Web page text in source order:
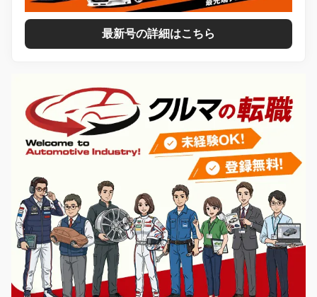
最新号の詳細はこちら